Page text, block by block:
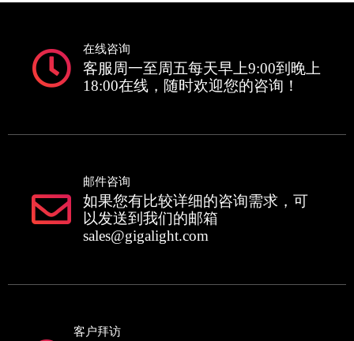
在线咨询
客服周一至周五每天早上9:00到晚上
18:00在线，随时欢迎您的咨询！
邮件咨询
如果您有比较详细的咨询需求，可
以发送到我们的邮箱
sales@gigalight.com
客户拜访